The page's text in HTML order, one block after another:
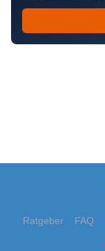
Ratgeber FAQ